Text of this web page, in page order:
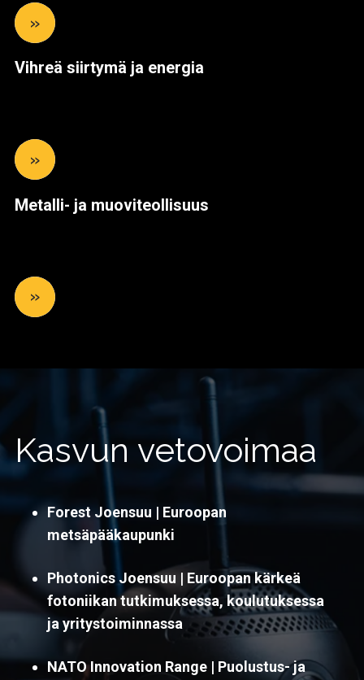
»
Vihreä siirtymä ja energia
»
Metalli- ja muoviteollisuus
»
Kasvun vetovoimaa
Forest Joensuu | Euroopan
metsäpääkaupunki
Photonics Joensuu | Euroopan kärkeä
fotoniikan tutkimuksessa, koulutuksessa
ja yritystoiminnassa
NATO Innovation Range | Puolustus- ja